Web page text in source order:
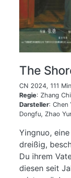
The
CN 2024, 111 Min
Regie: Zhang
Darsteller: Chen
Dongfu, Zhao
Yingnuo,
dreißig,
Du ihrem
diesen seit